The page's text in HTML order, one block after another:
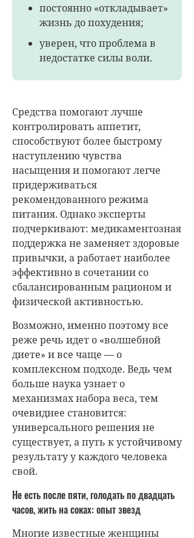
постоянно «откладывает»
жизнь до похудения;
уверен, что проблема в
недостатке силы воли.
Средства помогают лучше
контролировать аппетит,
способствуют более быстрому
наступлению чувства
насыщения и помогают легче
придерживаться
рекомендованного режима
питания. Однако эксперты
подчеркивают: медикаментозная
поддержка не заменяет здоровые
привычки, а работает наиболее
эффективно в сочетании со
сбалансированным рационом и
физической активностью.
Возможно, именно поэтому все
реже речь идет о «волшебной
диете» и все чаще — о
комплексном подходе. Ведь чем
больше наука узнает о
механизмах набора веса, тем
очевиднее становится:
универсального решения не
существует, а путь к устойчивому
результату у каждого человека
свой.
Не есть после пяти, голодать по двадцать
часов, жить на соках: опыт звезд
Многие известные женщины